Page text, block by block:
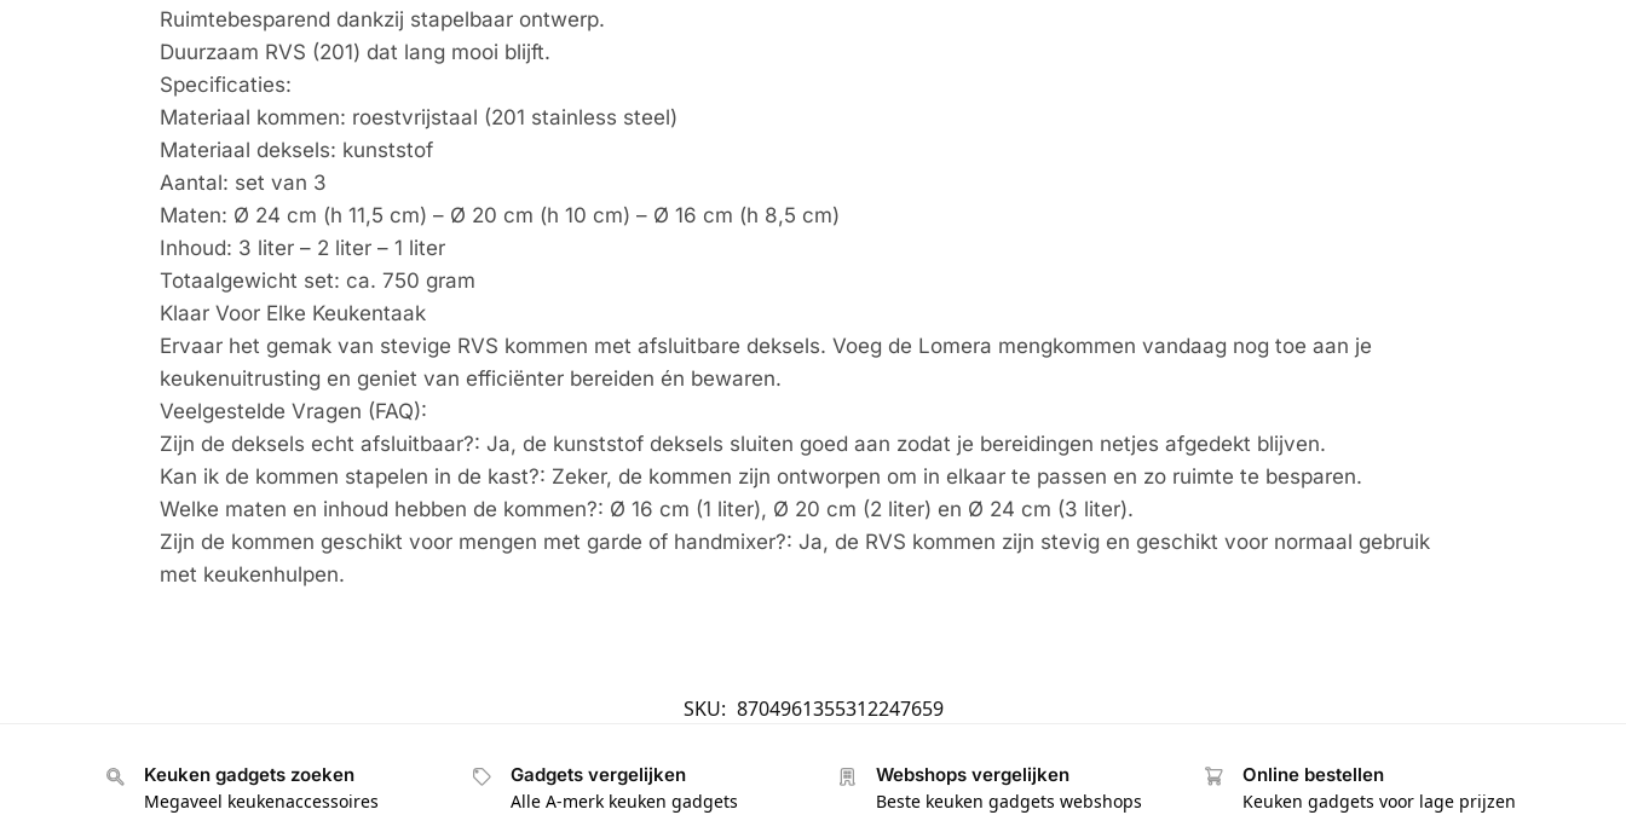
Ruimtebesparend dankzij stapelbaar ontwerp.
Duurzaam RVS (201) dat lang mooi blijft.
Specificaties:
Materiaal kommen: roestvrijstaal (201 stainless steel)
Materiaal deksels: kunststof
Aantal: set van 3
Maten: Ø 24 cm (h 11,5 cm) – Ø 20 cm (h 10 cm) – Ø 16 cm (h 8,5 cm)
Inhoud: 3 liter – 2 liter – 1 liter
Totaalgewicht set: ca. 750 gram
Klaar Voor Elke Keukentaak
Ervaar het gemak van stevige RVS kommen met afsluitbare deksels. Voeg de Lomera mengkommen vandaag nog toe aan je
keukenuitrusting en geniet van efficiënter bereiden én bewaren.
Veelgestelde Vragen (FAQ):
Zijn de deksels echt afsluitbaar?: Ja, de kunststof deksels sluiten goed aan zodat je bereidingen netjes afgedekt blijven.
Kan ik de kommen stapelen in de kast?: Zeker, de kommen zijn ontworpen om in elkaar te passen en zo ruimte te besparen.
Welke maten en inhoud hebben de kommen?: Ø 16 cm (1 liter), Ø 20 cm (2 liter) en Ø 24 cm (3 liter).
Zijn de kommen geschikt voor mengen met garde of handmixer?: Ja, de RVS kommen zijn stevig en geschikt voor normaal gebruik
met keukenhulpen.
SKU: 8704961355312247659
Keuken gadgets zoeken
Megaveel keukenaccessoires
Gadgets vergelijken
Alle A-merk keuken gadgets
Webshops vergelijken
Beste keuken gadgets webshops
Online bestellen
Keuken gadgets voor lage prijzen